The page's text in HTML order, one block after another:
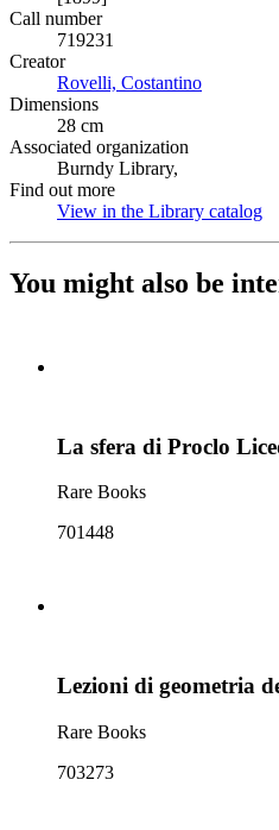
Call number
719231
Creator
Rovelli, Costantino
Dimensions
28 cm
Associated organization
Burndy Library,
Find out more
View in the Library catalog
You might also be
La sfera di Proclo
Rare Books
701448
Lezioni di geometria
Rare Books
703273